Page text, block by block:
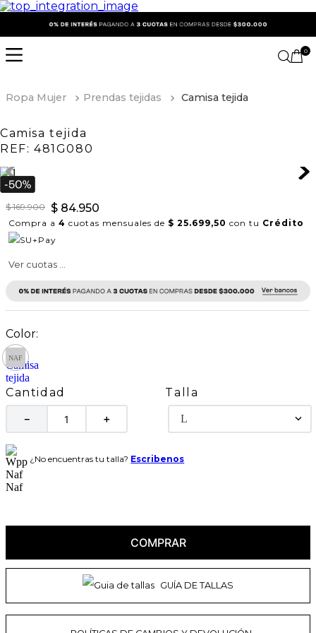
0
Ropa Mujer Prendas tejidas Camisa tejida
Camisa tejida
REF: 481G080
$ 169.900 $ 84.950
Compra a 4 cuotas mensuales de $ 25.699,50 con tu Crédito
Ver cuotas ...
Cantidad
＋
－
Talla
L
¿No encuentras tu talla? Escribenos
COMPRAR
GUÍA DE TALLAS